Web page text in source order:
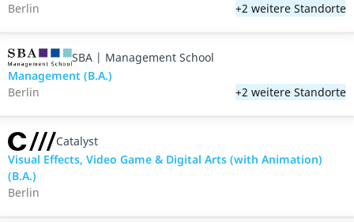
Berlin
+2 weitere Standorte
SBA | Management School
Management (B.A.)
Berlin
+2 weitere Standorte
Catalyst
Visual Effects, Video Game & Digital Arts (with Animation)
(B.A.)
Berlin